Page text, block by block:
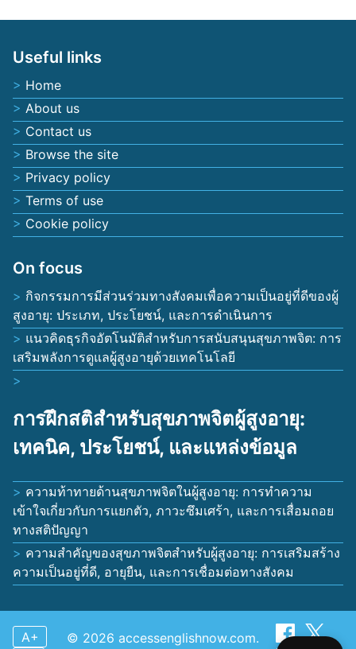
Useful links
Home
About us
Contact us
Browse the site
Privacy policy
Terms of use
Cookie policy
On focus
กิจกรรมการมีส่วนร่วมทางสังคมเพื่อความเป็นอยู่ที่ดีของผู้
สูงอายุ: ประเภท, ประโยชน์, และการดำเนินการ
แนวคิดธุรกิจอัตโนมัติสำหรับการสนับสนุนสุขภาพจิต: การ
เสริมพลังการดูแลผู้สูงอายุด้วยเทคโนโลยี
การฝึกสติสำหรับสุขภาพจิตผู้สูงอายุ:
เทคนิค, ประโยชน์, และแหล่งข้อมูล
ความท้าทายด้านสุขภาพจิตในผู้สูงอายุ: การทำความ
เข้าใจเกี่ยวกับการแยกตัว, ภาวะซึมเศร้า, และการเสื่อมถอย
ทางสติปัญญา
ความสำคัญของสุขภาพจิตสำหรับผู้สูงอายุ: การเสริมสร้าง
ความเป็นอยู่ที่ดี, อายุยืน, และการเชื่อมต่อทางสังคม
A+ © 2026 accessenglishnow.com.